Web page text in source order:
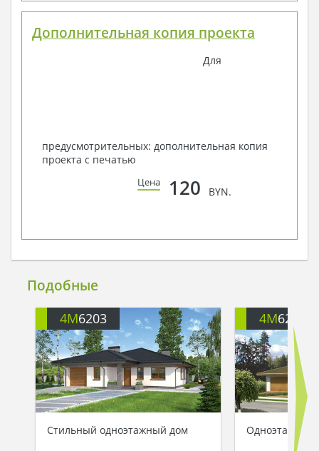
Дополнительная копия проекта
Для
предусмотрительных: дополнительная копия
проекта с печатью
Цена 120 BYN.
Подобные
4M6203
Стильный одноэтажный дом
4M6203A
Одноэтажный